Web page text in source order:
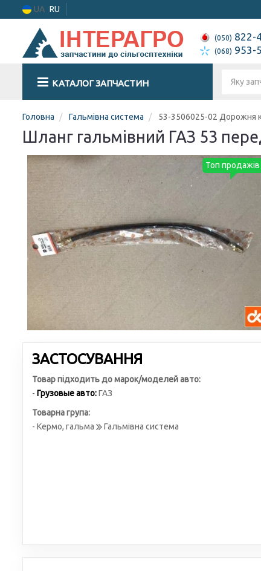
UA RU
(050) 822-
(068) 953-
КАТАЛОГ ЗАПЧАСТИН
Головна Гальмівна система 53-3506025-02 Дорожня
Шланг гальмівний ГАЗ 53
Топ продажів
ЗАСТОСУВАННЯ
Товар підходить до марок/моделей авто:
- Грузовые авто:ГАЗ
Товарна група:
- Кермо, гальма
Гальмівна система